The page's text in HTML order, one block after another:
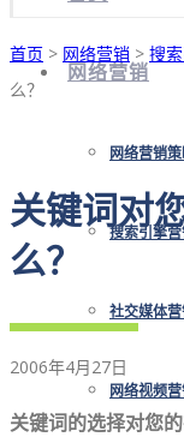
网络营销
网络营销
搜索引擎
社交媒体
网络视频
首页 > 网络营销 > 搜
么？
关键词对
么？
2006年4月27日
关键词的选择对您